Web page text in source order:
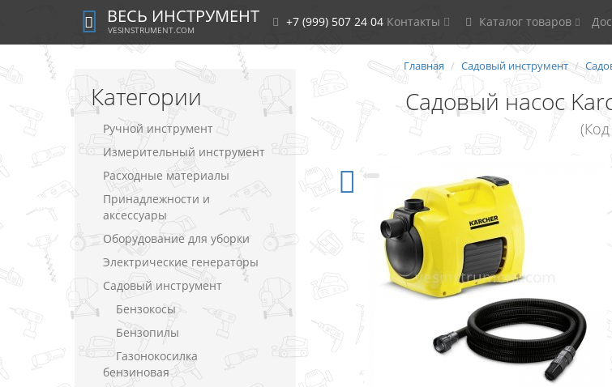
ВЕСЬ ИНСТРУМЕНТ
VESINSTRUMENT.COM
+7 (999) 507 24 04 Контакты Каталог товаров
Категории
Ручной инструмент
Измерительный инструмент
Расходные материалы
Принадлежности и
аксессуары
Оборудование для уборки
Электрические генераторы
Садовый инструмент
Бензокосы
Бензопилы
Газонокосилка
бензиновая
Главная Садовый инструмент
Садовый насос